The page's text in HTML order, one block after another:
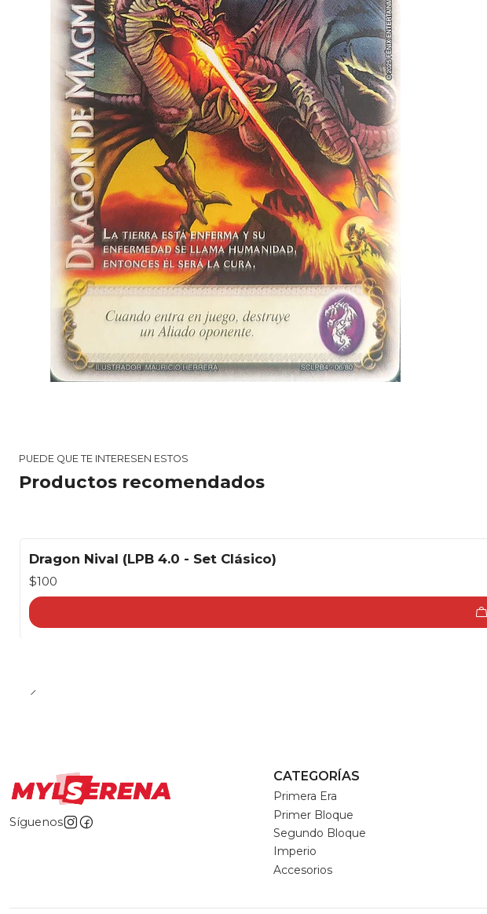
PUEDE QUE TE INTERESEN ESTOS
Productos recomendados
Dragon Nival (LPB 4.0 - Set Clásico)
$100
Síguenos
CATEGORÍAS
Primera Era
Primer Bloque
Segundo Bloque
Imperio
Accesorios